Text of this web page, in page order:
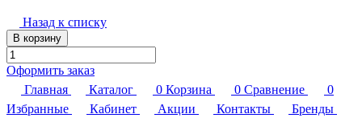
Назад к списку
В корзину
Оформить заказ
Главная
Каталог 0 Корзина 0 Сравнение
0
Избранные
Кабинет Акции Контакты
Бренды